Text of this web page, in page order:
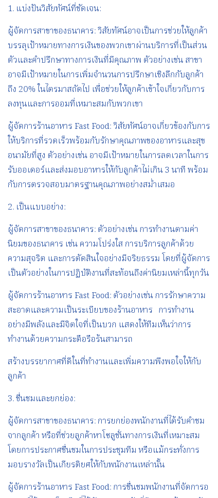
1. แบ่งปันวิสัยทัศน์ที่ชัดเจน:
ผู้จัดการสาขาของธนาคาร: วิสัยทัศน์อาจเป็นการช่วยให้ลูกค้า
บรรลุเป้าหมายทางการเงินของพวกเขาผ่านบริการที่เป็นส่วน
ตัวและคำปรึกษาทางการเงินที่มีคุณภาพ ตัวอย่างเช่น สาขา
อาจมีเป้าหมายในการเพิ่มจำนวนการปรึกษาเชิงลึกกับลูกค้า
ถึง 20% ในไตรมาสถัดไป เพื่อช่วยให้ลูกค้าเข้าใจเกี่ยวกับการ
ลงทุนและการออมที่เหมาะสมกับพวกเขา
ผู้จัดการร้านอาหาร Fast Food: วิสัยทัศน์อาจเกี่ยวข้องกับการ
ให้บริการที่รวดเร็วพร้อมกับรักษาคุณภาพของอาหารและสุข
อนามัยที่สูง ตัวอย่างเช่น อาจมีเป้าหมายในการลดเวลาในการ
รับออเดอร์และส่งมอบอาหารให้กับลูกค้าไม่เกิน 3 นาที พร้อม
กับการตรวจสอบมาตรฐานคุณภาพอย่างสม่ำเสมอ
2. เป็นแบบอย่าง:
ผู้จัดการสาขาของธนาคาร: ตัวอย่างเช่น การทำงานตามค่า
นิยมของธนาคาร เช่น ความโปร่งใส การบริการลูกค้าด้วย
ความสุจริต และการตัดสินใจอย่างมีจริยธรรม โดยที่ผู้จัดการ
เป็นตัวอย่างในการปฏิบัติงานที่สะท้อนถึงค่านิยมเหล่านี้ทุกวัน
ผู้จัดการร้านอาหาร Fast Food: ตัวอย่างเช่น การรักษาความ
สะอาดและความเป็นระเบียบของร้านอาหาร การทำงาน
อย่างมีพลังและมีจิตใจที่เป็นบวก แสดงให้ทีมเห็นว่าการ
ทำงานด้วยความกระตือรือร้นสามารถ
สร้างบรรยากาศที่ดีในที่ทำงานและเพิ่มความพึงพอใจให้กับ
ลูกค้า
3. ชื่นชมและยกย่อง:
ผู้จัดการสาขาของธนาคาร: การยกย่องพนักงานที่ได้รับคำชม
จากลูกค้า หรือที่ช่วยลูกค้าหาโซลูชั่นทางการเงินที่เหมาะสม
โดยการประกาศชื่นชมในการประชุมทีม หรือแม้กระทั่งการ
มอบรางวัลเป็นเกียรติยศให้กับพนักงานเหล่านั้น
ผู้จัดการร้านอาหาร Fast Food: การชื่นชมพนักงานที่จัดการอ